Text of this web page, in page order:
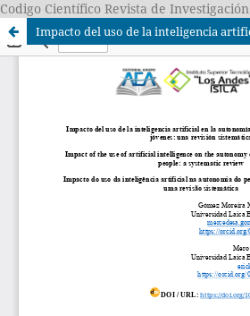
Codigo Científico Revista de Investigación